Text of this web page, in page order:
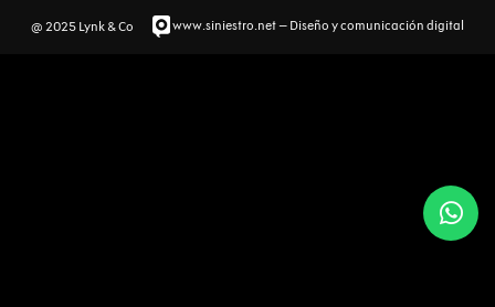
@ 2025 Lynk & Co www.siniestro.net– Diseño y comunicación digital